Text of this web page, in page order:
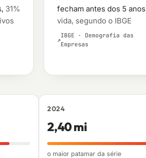
31%
fecham antes dos 5 anos
vida, segundo o IBGE
IBGE · Demografia das
Empresas
2024
2,40 mi
o maior patamar da série